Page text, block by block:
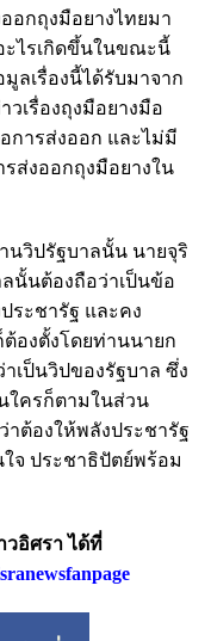
อกถุงมือยางไทยมา
ะไรเกิดขึ้นในขณะนี้
ลเรื่องนี้ได้รับมาจาก
เรื่องถุงมือยางมือ
การส่งออก และไม่มี
รส่งออกถุงมือยางใน
นวิปรัฐบาลนั้น นายจุริ
นั้นต้องถือว่าเป็นข้อ
ระชารัฐ และคง
องตั้งโดยท่านนายก
เป็นวิปของรัฐบาล ซึ่ง
ใครก็ตามในส่วน
าต้องให้พลังประชารัฐ
จ ประชาธิปัตย์พร้อม
อิศรา ได้ที่